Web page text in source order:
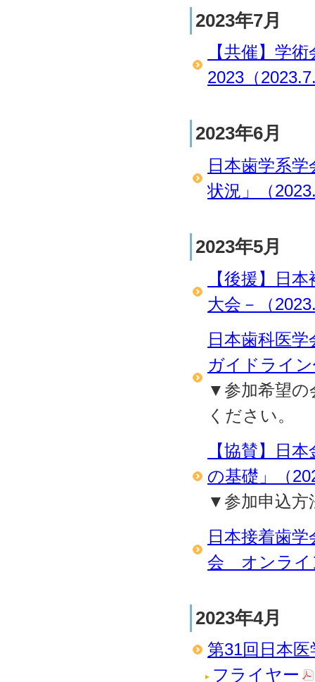
2023年7月
【共催】学
2023（
2023年6月
日本歯学系
状況」（
2023年5月
【後援】日
大会－（
日本歯科医
ガイドライ
▼参加希望の
ください。
【協賛】日
の基礎」（
▼参加申込方
日本接着歯
会 オンライ
2023年4月
第31回日本
フライヤー